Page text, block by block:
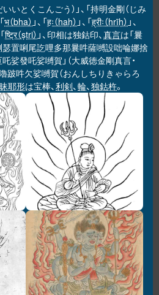
いとくこんごう）」、「持明金剛（じみ
भ（bha） 」、「हः（haḥ） 」、「ह्रीः（hrīḥ） 」、
ष्ट्रि（ṣṭri） 」、印相は独鈷印、真言は「曩
置唎尾訖哩多那曩吽薩嚩設咄㖮娜捨
娑發吒娑嚩賀」（大威徳金剛真言・
跛吽欠娑嚩賀（おんしちりきゃらろ
耶形は宝棒、利剣、輪、独鈷杵。